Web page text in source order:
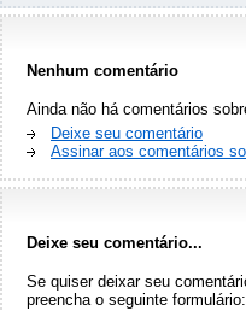
Nenhum comentário
Ainda não há comentários
Deixe seu comentário
Assinar aos comentários
Deixe seu comentário...
Se quiser deixar seu
preencha o seguinte formulário: